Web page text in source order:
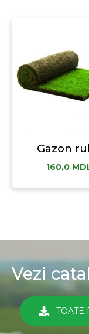
Gazon
160,0
Vezi
TOATE